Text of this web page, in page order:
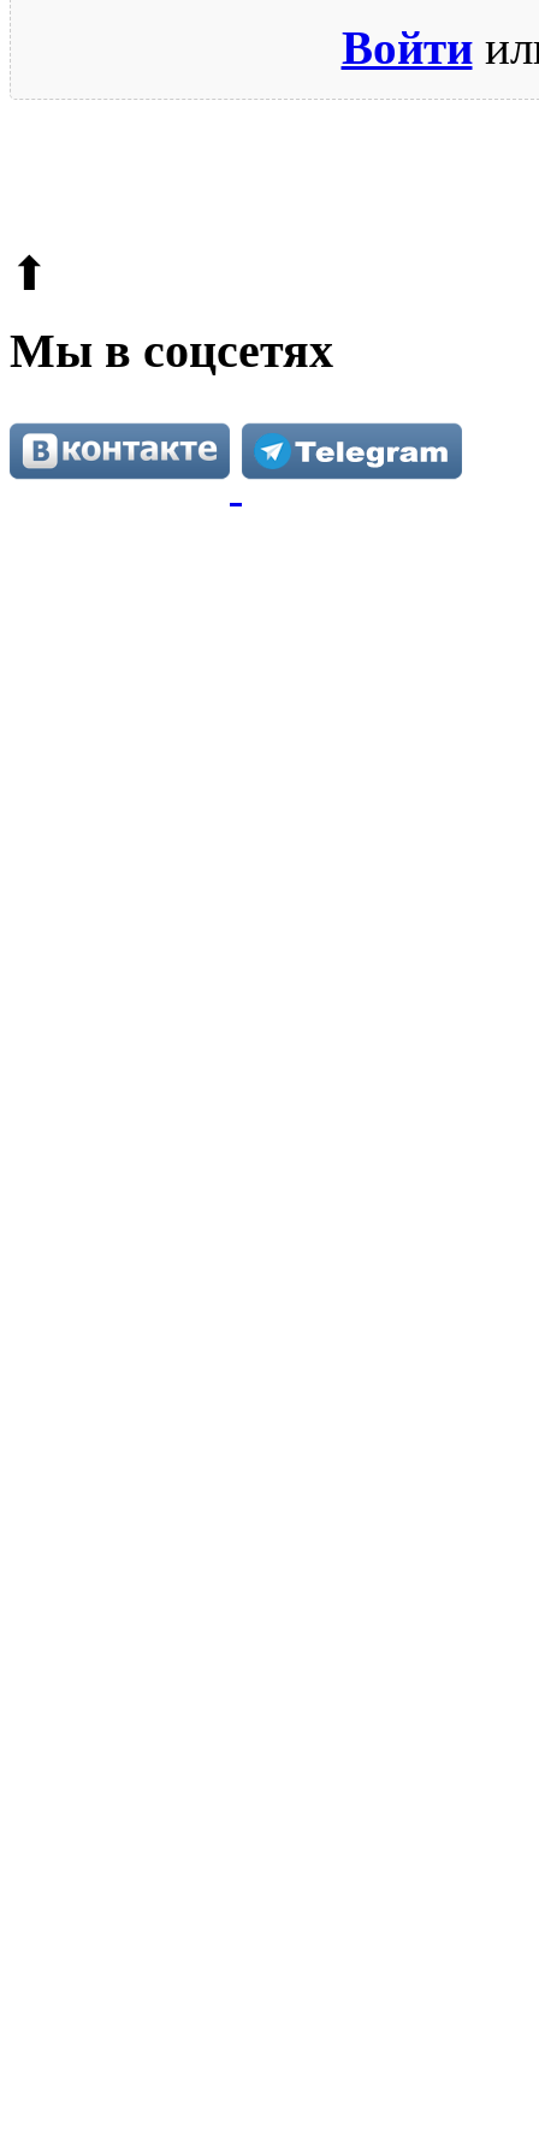
Войти
⬆
Мы в соцсетях